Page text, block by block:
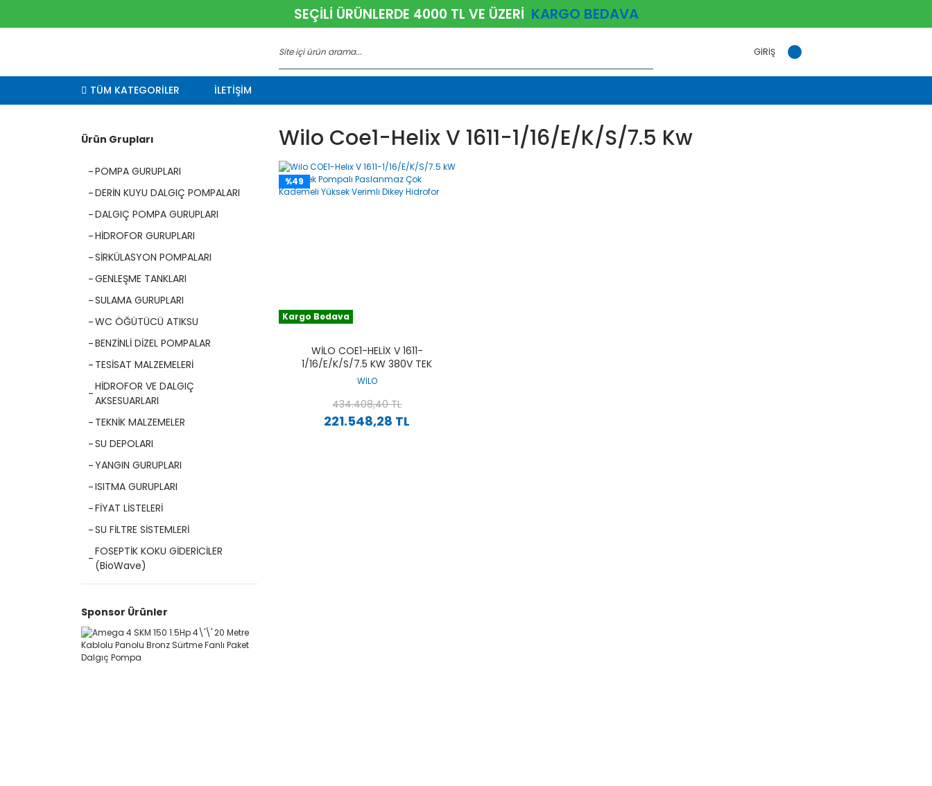
SEÇİLİ ÜRÜNLERDE 4000 TL VE ÜZERİ KARGO BEDAVA
GİRİŞ
TÜM KATEGORİLER İLETİŞİM
Ürün Grupları
POMPA GURUPLARI
DERİN KUYU DALGIÇ POMPALARI
DALGIÇ POMPA GURUPLARI
HİDROFOR GURUPLARI
SİRKÜLASYON POMPALARI
GENLEŞME TANKLARI
SULAMA GURUPLARI
WC ÖĞÜTÜCÜ ATIKSU
BENZİNLİ DİZEL POMPALAR
TESİSAT MALZEMELERİ
HİDROFOR VE DALGIÇ
AKSESUARLARI
TEKNİK MALZEMELER
SU DEPOLARI
YANGIN GURUPLARI
ISITMA GURUPLARI
FİYAT LİSTELERİ
SU FİLTRE SİSTEMLERİ
FOSEPTİK KOKU GİDERİCİLER
(BioWave)
Sponsor Ürünler
Wilo Coe1-Helix V 1611-1/16/e/k/s/7.5 Kw
%49
Kargo Bedava
WILO COE1-HELIX V 1611-
1/16/E/K/S/7.5 KW 380V TEK
POMPALI PASLANMAZ ÇOK
HIDROFOR
WİLO
221.548,28 TL
434.408,40 TL